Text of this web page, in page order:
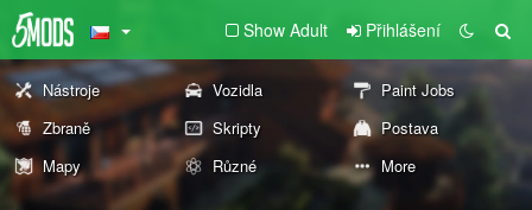
Show Adult Přihlášení
Nástroje Vozidla
Paint Jobs
Zbraně
Skripty
Postava
Mapy
Různé More